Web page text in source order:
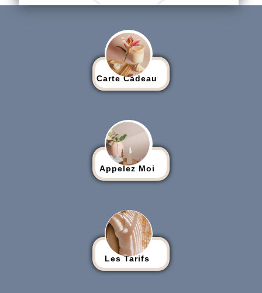
Carte Cadeau
Appelez Moi
Les Tarifs